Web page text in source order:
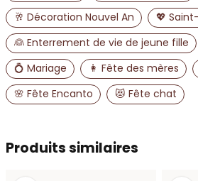
Oui, vous pouvez publier
Envoyer la
Produits similaires
🥂 Décoration Nouvel An
💖
👰 Enterrement de vie de jeune fille
💍 Mariage
👩 Fête des mères
🌸 Fête Encanto
😻 Fête chat